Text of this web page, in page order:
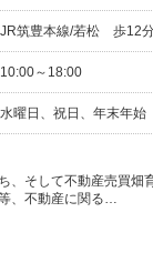
JR筑豊本線/若松 歩12
10:00～18:00
水曜日、祝日、年末年始
、そして不動産売買畑
、不動産に関る…